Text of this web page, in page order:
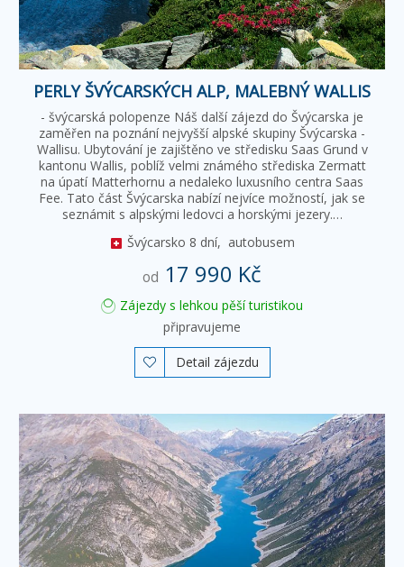
PERLY ŠVÝCARSKÝCH ALP, MALEBNÝ WALLIS
- švýcarská polopenze Náš další zájezd do Švýcarska je
zaměřen na poznání nejvyšší alpské skupiny Švýcarska -
Wallisu. Ubytování je zajištěno ve středisku Saas Grund v
kantonu Wallis, poblíž velmi známého střediska Zermatt
na úpatí Matterhornu a nedaleko luxusního centra Saas
Fee. Tato část Švýcarska nabízí nejvíce možností, jak se
seznámit s alpskými ledovci a horskými jezery.…
Švýcarsko 8 dní, autobusem
od 17 990 Kč
Zájezdy s lehkou pěší turistikou
připravujeme
 Detail zájezdu